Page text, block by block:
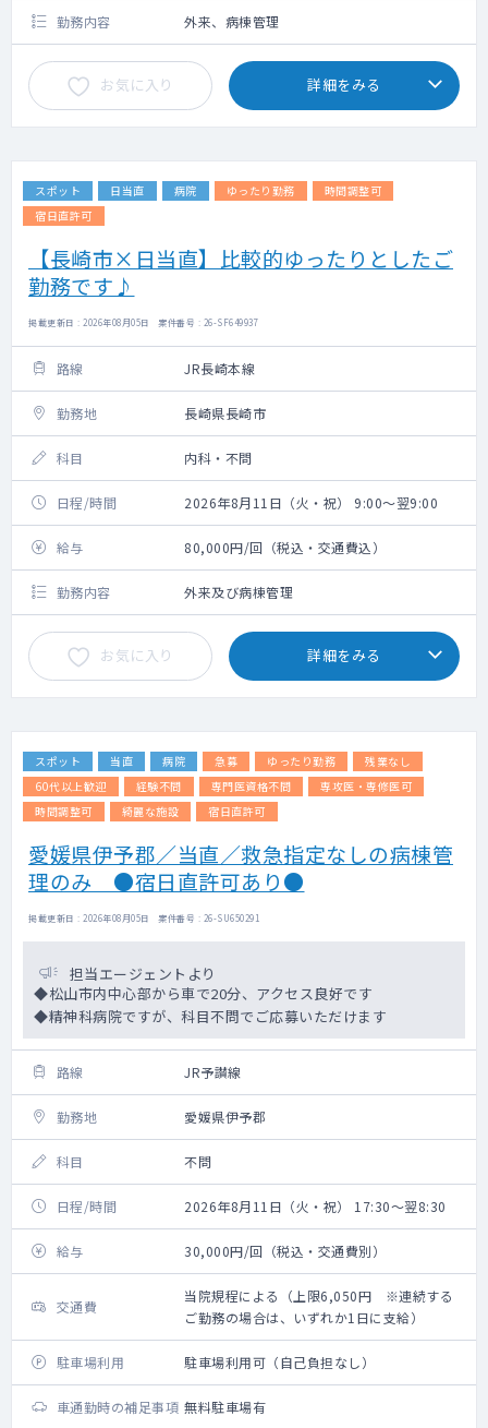
勤務内容 外来、病棟管理
お気に入り 詳細をみる
スポット 日当直 病院 ゆったり勤務
時間調整可
宿日直許可
【長崎市×日当直】比較的ゆったりとしたご
勤務です♪
掲載更新日 : 2026年08月05日 案件番号 : 26-SF649937
路線 JR長崎本線
勤務地 長崎県長崎市
科目 内科・不問
日程/時間 2026年8月11日（火・祝） 9:00～翌9:00
給与 80,000円/回（税込・交通費込）
勤務内容 外来及び病棟管理
お気に入り 詳細をみる
スポット 当直 病院 急募 ゆったり勤務
残業なし
60代以上歓迎
経験不問 専門医資格不問
専攻医・専修医可
時間調整可
綺麗な施設 宿日直許可
愛媛県伊予郡／当直／救急指定なしの病棟管
理のみ ●宿日直許可あり●
掲載更新日 : 2026年08月05日 案件番号 : 26-SU650291
担当エージェントより
◆松山市内中心部から車で20分、アクセス良好です
◆精神科病院ですが、科目不問でご応募いただけます
路線 JR予讃線
勤務地 愛媛県伊予郡
科目 不問
日程/時間 2026年8月11日（火・祝） 17:30～翌8:30
給与 30,000円/回（税込・交通費別）
交通費
当院規程による（上限6,050円 ※連続する
ご勤務の場合は、いずれか1日に支給）
駐車場利用 駐車場利用可（自己負担なし）
車通勤時の補足事項 無料駐車場有